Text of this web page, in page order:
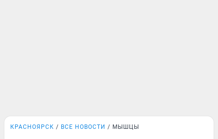
КРАСНОЯРСК ВСЕ НОВОСТИ МЫШЦЫ